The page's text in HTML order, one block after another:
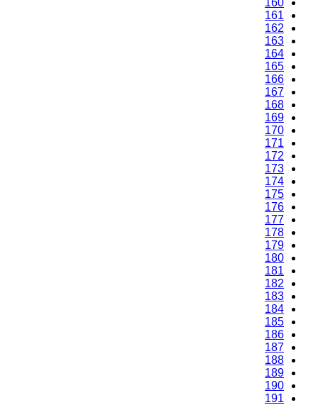
160
161
162
163
164
165
166
167
168
169
170
171
172
173
174
175
176
177
178
179
180
181
182
183
184
185
186
187
188
189
190
191